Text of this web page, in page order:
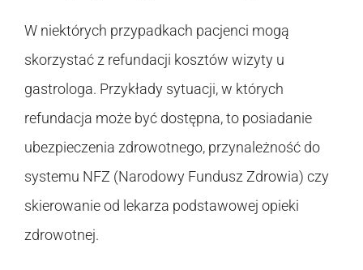
W niektórych przypadkach pacjenci mogą
skorzystać z refundacji kosztów wizyty u
gastrologa. Przykłady sytuacji, w których
refundacja może być dostępna, to posiadanie
ubezpieczenia zdrowotnego, przynależność do
systemu NFZ (Narodowy Fundusz Zdrowia) czy
skierowanie od lekarza podstawowej opieki
zdrowotnej.